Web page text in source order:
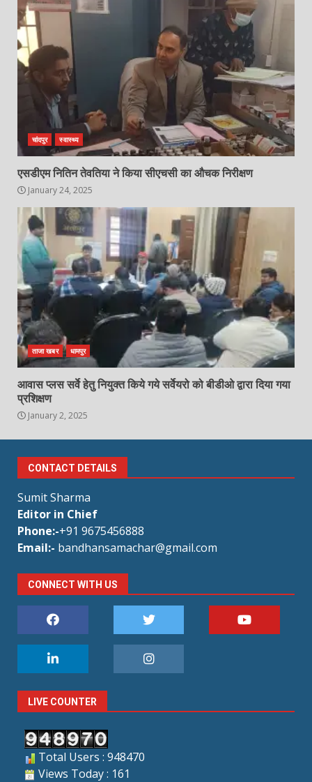
चांदपुर स्वास्थ्य
एसडीएम नितिन तेवतिया ने किया सीएचसी का औचक निरीक्षण
January 24, 2025
ताजा खबर धामपुर
आवास प्लस सर्वे हेतु नियुक्त किये गये सर्वेयरो को बीडीओ द्वारा दिया गया
प्रशिक्षण
January 2, 2025
CONTACT DETAILS
Sumit Sharma
Editor in Chief
Phone:-+91 9675456888
Email:- bandhansamachar@gmail.com
CONNECT WITH US
LIVE COUNTER
Total Users : 948470
Views Today : 161